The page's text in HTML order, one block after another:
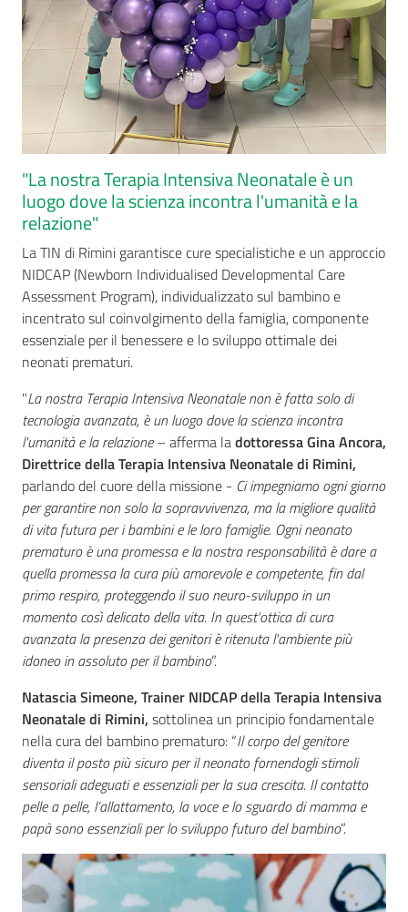
"La nostra Terapia Intensiva Neonatale è un
luogo dove la scienza incontra l'umanità e la
relazione"
La TIN di Rimini garantisce cure specialistiche e un approccio
NIDCAP (Newborn Individualised Developmental Care
Assessment Program), individualizzato sul bambino e
incentrato sul coinvolgimento della famiglia, componente
essenziale per il benessere e lo sviluppo ottimale dei
neonati prematuri.
"La nostra Terapia Intensiva Neonatale non è fatta solo di
tecnologia avanzata, è un luogo dove la scienza incontra
l'umanità e la relazione– afferma ladottoressa Gina Ancora,
Direttrice della Terapia Intensiva Neonatale di Rimini,
parlando del cuore della missione - Ci impegniamo ogni giorno
per garantire non solo la sopravvivenza, ma la migliore qualità
di vita futura per i bambini e le loro famiglie. Ogni neonato
prematuro è una promessa e la nostra responsabilità è dare a
quella promessa la cura più amorevole e competente, fin dal
primo respiro, proteggendo il suo neuro-sviluppo in un
momento così delicato della vita. In quest'ottica di cura
avanzata la presenza dei genitori è ritenuta l'ambiente più
idoneo in assoluto per il bambino”.
Natascia Simeone, Trainer NIDCAP della Terapia Intensiva
Neonatale di Rimini, sottolinea un principio fondamentale
nella cura del bambino prematuro: “Il corpo del genitore
diventa il posto più sicuro per il neonato fornendogli stimoli
sensoriali adeguati e essenziali per la sua crescita. Il contatto
pelle a pelle, l’allattamento, la voce e lo sguardo di mamma e
papà sono essenziali per lo sviluppo futuro del bambino”.